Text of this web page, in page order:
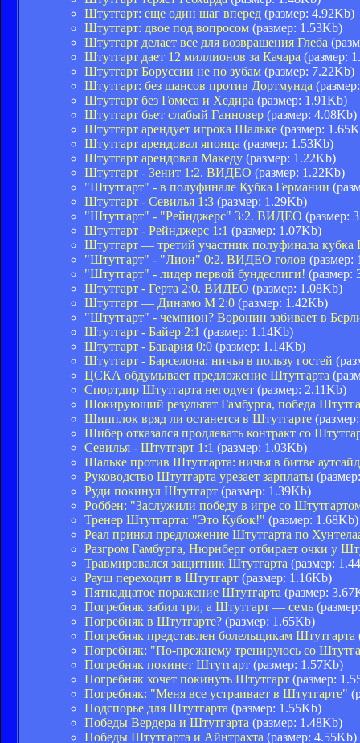
Штутгарт: еще один шаг вперед (размер: 4.92Kb)
Штутгарт: двое под вопросом (размер: 1.53Kb)
Штутгарт делает все для возвращения Глеба
Штутгарт дает 12 миллионов за Качара (размер:
Штутгарт Боруссии не по зубам (размер: 7.22Kb)
Штутгарт: без шансов против Дортмунда
Штутгарт без Гомеса и Хедира (размер: 1.91Kb)
Штутгарт бьет слабый Ганновер (размер: 4.08Kb)
Штутгарт арендует игрока Шальке (размер:
Штутгарт арендовал японца (размер: 1.53Kb)
Штутгарт арендовал Македу (размер: 1.22Kb)
Штутгарт - Зенит 1:2. ВИДЕО (размер: 1.22Kb)
"Штутгарт" - в полуфинале Кубка Германии
Штутгарт - Севилья 1:3 (размер: 1.29Kb)
"Штутгарт" - "Рейнджерс" 3:2. ВИДЕО (размер:
Штутгарт - Рейнджерс 1:1 (размер: 1.07Kb)
Штутгарт — третий участник полуфинала кубка
"Штутгарт" - "Лион" 0:2. ВИДЕО голов (размер:
"Штутгарт" - лидер первой бундеслиги! (размер:
Штутгарт - Герта 2:0. ВИДЕО (размер: 1.08Kb)
Штутгарт — Динамо М 2:0 (размер: 1.42Kb)
"Штутгарт" - чемпион? Воронин забивает в
Штутгарт - Байер 2:1 (размер: 1.14Kb)
Штутгарт - Бавария 0:0 (размер: 1.14Kb)
Штутгарт - Барселона: ничья в пользу гостей
ЦСКА обдумывает предложение Штутгарта
Спортдир Штутгарта негодует (размер: 2.11Kb)
Шокирующий результат Гамбурга, победа
Шипплок вряд ли останется в Штутгарте
Шибер отказался продлевать контракт со
Севилья - Штутгарт 1:1 (размер: 1.03Kb)
Шальке против Штутгарта: ничья в битве
Руководство Штутгарта урезает зарплаты
Руди покинул Штутгарт (размер: 1.39Kb)
Роббен: "Заслужили победу в игре со
Тренер Штутгарта: "Это Кубок!" (размер: 1.68Kb)
Реал принял предложение Штутгарта по
Разгром Гамбурга, Нюрнберг отбирает очки у
Травмировался защитник Штутгарта (размер:
Рауш переходит в Штутгарт (размер: 1.16Kb)
Пятнадцатое поражение Штутгарта (размер:
Погребняк забил три, а Штутгарт — семь
Погребняк в Штутгарте? (размер: 1.65Kb)
Погребняк представлен болельщикам Штутгарта
Погребняк: "По-прежнему тренируюсь cо
Погребняк покинет Штутгарт (размер: 1.57Kb)
Погребняк хочет покинуть Штутгарт (размер:
Погребняк: "Меня все устраивает в Штутгарте"
Подспорье для Штутгарта (размер: 1.55Kb)
Победы Вердера и Штутгарта (размер: 1.48Kb)
Победы Штутгарта и Айнтрахта (размер: 4.55Kb)